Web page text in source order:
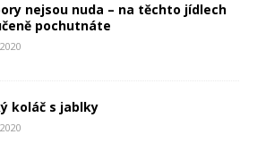
nejsou nuda – na těchto jídlech
pochutnáte
koláč s jablky